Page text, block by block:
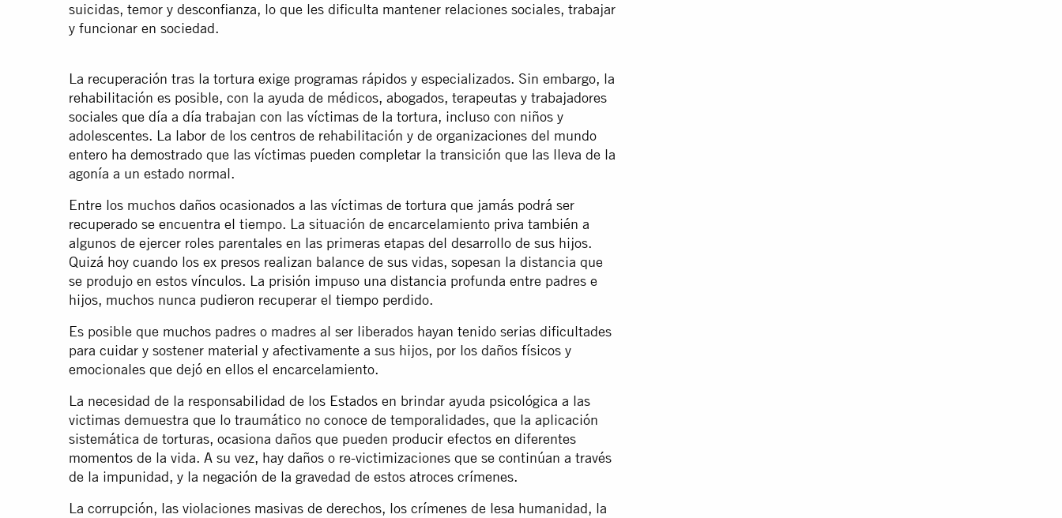
suicidas, temor y desconfianza, lo que les dificulta mantener relaciones sociales, trabajar
y funcionar en sociedad.
La recuperación tras la tortura exige programas rápidos y especializados. Sin embargo, la
rehabilitación es posible, con la ayuda de médicos, abogados, terapeutas y trabajadores
sociales que día a día trabajan con las víctimas de la tortura, incluso con niños y
adolescentes. La labor de los centros de rehabilitación y de organizaciones del mundo
entero ha demostrado que las víctimas pueden completar la transición que las lleva de la
agonía a un estado normal.
Entre los muchos daños ocasionados a las víctimas de tortura que jamás podrá ser
recuperado se encuentra el tiempo. La situación de encarcelamiento priva también a
algunos de ejercer roles parentales en las primeras etapas del desarrollo de sus hijos.
Quizá hoy cuando los ex presos realizan balance de sus vidas, sopesan la distancia que
se produjo en estos vínculos. La prisión impuso una distancia profunda entre padres e
hijos, muchos nunca pudieron recuperar el tiempo perdido.
Es posible que muchos padres o madres al ser liberados hayan tenido serias dificultades
para cuidar y sostener material y afectivamente a sus hijos, por los daños físicos y
emocionales que dejó en ellos el encarcelamiento.
La necesidad de la responsabilidad de los Estados en brindar ayuda psicológica a las
victimas demuestra que lo traumático no conoce de temporalidades, que la aplicación
sistemática de torturas, ocasiona daños que pueden producir efectos en diferentes
momentos de la vida. A su vez, hay daños o re-victimizaciones que se continúan a través
de la impunidad, y la negación de la gravedad de estos atroces crímenes.
La corrupción, las violaciones masivas de derechos, los crímenes de lesa humanidad, la